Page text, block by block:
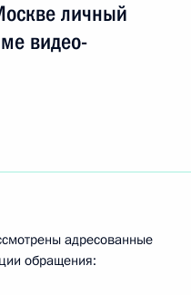
личный
видео-
адресованные
обращения: